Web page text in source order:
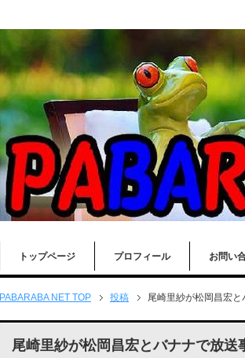
トップページ プロフィール お問い
PABARABA NET TOP 投稿 尾崎里紗が松岡昌宏
尾崎里紗が松岡昌宏とバナナで放送